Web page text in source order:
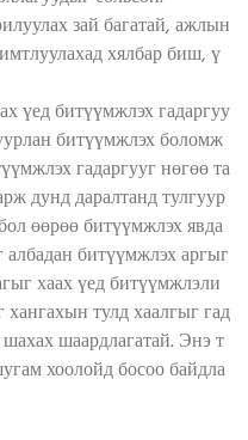
зай багатай, ажлын
хялбар биш, ү
үед битүүмжлэх гадаргуу
битүүмжлэх боломж
гадаргууг нөгөө та
дунд даралтанд тулгуур
өөрөө битүүмжлэх явда
битүүмжлэх аргыг
хаах үед битүүмжлэли
тулд хаалгыг гад
шаардлагатай. Энэ т
хоолойд босоо байдла